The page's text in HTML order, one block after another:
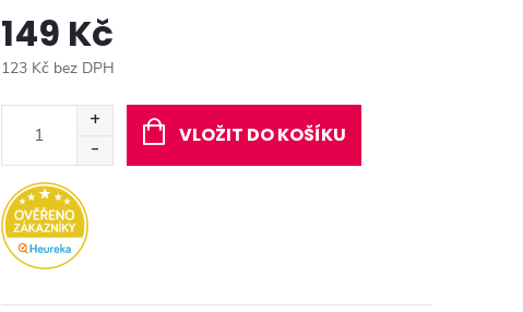
149 Kč
123 Kč bez DPH
VLOŽIT DO KOŠÍKU